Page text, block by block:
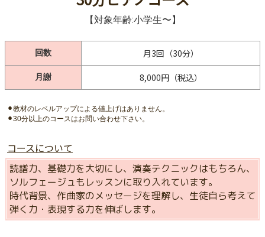
【対象年齢:小学生〜】
回数 月3回（30分）
月謝 8,000円（税込）
⚫︎教材のレベルアップによる値上げはありません。
⚫︎30分以上のコースはお問い合わせ下さい。
コースについて
読譜力、基礎力を大切にし、演奏テクニックはもちろん、
ソルフェージュもレッスンに取り入れています。
時代背景、作曲家のメッセージを理解し、生徒自ら考えて
弾く力・表現する力を伸ばします。